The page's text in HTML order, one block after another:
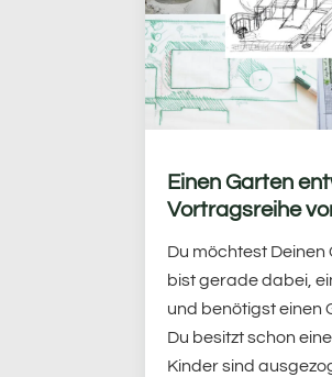
Einen Garten
Vortragsreihe
Du möchtest
bist gerade dabei,
und benötigst einen
Du besitzt schon
Kinder sind